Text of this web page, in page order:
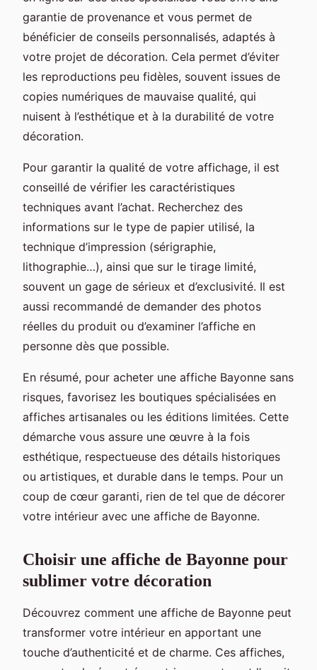
garantie de provenance et vous permet de
bénéficier de conseils personnalisés, adaptés à
votre projet de décoration. Cela permet d’éviter
les reproductions peu fidèles, souvent issues de
copies numériques de mauvaise qualité, qui
nuisent à l’esthétique et à la durabilité de votre
décoration.
Pour garantir la qualité de votre affichage, il est
conseillé de vérifier les caractéristiques
techniques avant l’achat. Recherchez des
informations sur le type de papier utilisé, la
technique d’impression (sérigraphie,
lithographie…), ainsi que sur le tirage limité,
souvent un gage de sérieux et d’exclusivité. Il est
aussi recommandé de demander des photos
réelles du produit ou d’examiner l’affiche en
personne dès que possible.
En résumé, pour acheter une affiche Bayonne sans
risques, favorisez les boutiques spécialisées en
affiches artisanales ou les éditions limitées. Cette
démarche vous assure une œuvre à la fois
esthétique, respectueuse des détails historiques
ou artistiques, et durable dans le temps. Pour un
coup de cœur garanti, rien de tel que de décorer
votre intérieur avec une affiche de Bayonne.
Choisir une affiche de Bayonne pour
sublimer votre décoration
Découvrez comment une affiche de Bayonne peut
transformer votre intérieur en apportant une
touche d’authenticité et de charme. Ces affiches,